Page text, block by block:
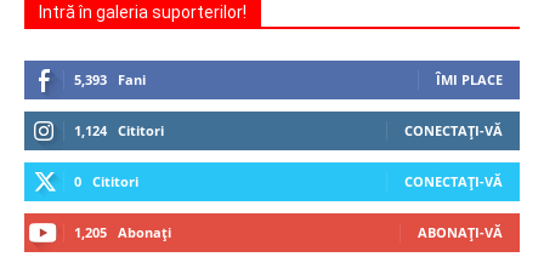
Intră în galeria suporterilor!
5,393 Fani ÎMI PLACE
1,124 Cititori CONECTAȚI-VĂ
0 Cititori CONECTAȚI-VĂ
1,205 Abonați ABONAȚI-VĂ